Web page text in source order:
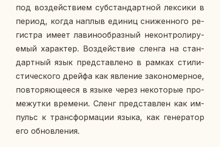
под воз­дей­стви­ем суб­стан­дарт­ной лек­си­ки в
период, когда наплыв единиц сни­жен­но­го ре­
ги­стра имеет ла­ви­но­об­раз­ный некон­тро­ли­ру­
е­мый ха­рак­тер. Воз­дей­ствие сленга на стан­
дарт­ный язык пред­став­ле­но в рамках сти­ли­
сти­че­ско­го дрейфа как яв­ле­ние за­ко­но­мер­ное,
по­вто­ря­ю­ще­е­ся в языке через неко­то­рые про­
ме­жут­ки вре­ме­ни. Сленг пред­став­лен как им­
пульс к транс­фор­ма­ции языка, как ге­не­ра­тор
его об­нов­ле­ния.